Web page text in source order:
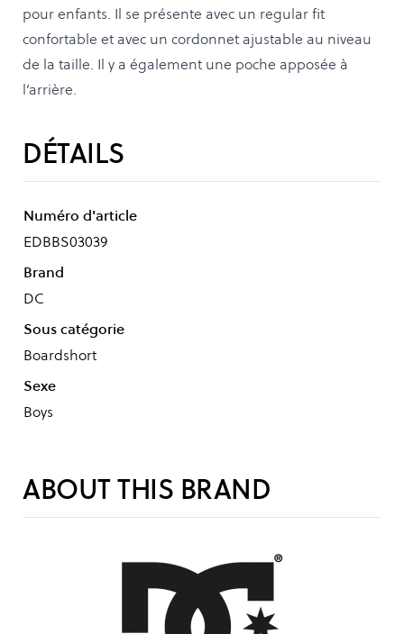
pour enfants. Il se présente avec un regular fit
confortable et avec un cordonnet ajustable au niveau
de la taille. Il y a également une poche apposée à
l’arrière.
DÉTAILS
Numéro d'article
EDBBS03039
Brand
DC
Sous catégorie
Boardshort
Sexe
Boys
ABOUT THIS BRAND